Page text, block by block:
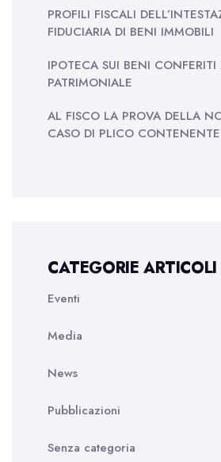
PROFILI FISCALI
FIDUCIARIA DI BENI IMMOBILI
IPOTECA SUI BENI
PATRIMONIALE
AL FISCO LA PROVA DELLA
CASO DI PLICO
CATEGORIE ARTICOLI
Eventi
Media
News
Pubblicazioni
Senza categoria